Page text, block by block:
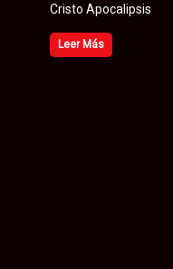
Cristo Apocalipsis
Leer Más